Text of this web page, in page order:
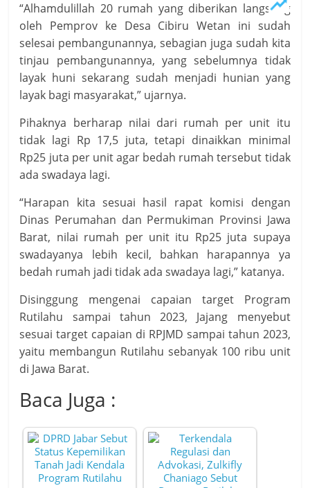
“Alhamdulillah 20 rumah yang diberikan langsung
oleh Pemprov ke Desa Cibiru Wetan ini sudah
selesai pembangunannya, sebagian juga sudah kita
tinjau pembangunannya, yang sebelumnya tidak
layak huni sekarang sudah menjadi hunian yang
layak bagi masyarakat,” ujarnya.
Pihaknya berharap nilai dari rumah per unit itu
tidak lagi Rp 17,5 juta, tetapi dinaikkan minimal
Rp25 juta per unit agar bedah rumah tersebut tidak
ada swadaya lagi.
“Harapan kita sesuai hasil rapat komisi dengan
Dinas Perumahan dan Permukiman Provinsi Jawa
Barat, nilai rumah per unit itu Rp25 juta supaya
swadayanya lebih kecil, bahkan harapannya ya
bedah rumah jadi tidak ada swadaya lagi,” katanya.
Disinggung mengenai capaian target Program
Rutilahu sampai tahun 2023, Jajang menyebut
sesuai target capaian di RPJMD sampai tahun 2023,
yaitu membangun Rutilahu sebanyak 100 ribu unit
di Jawa Barat.
Baca Juga :